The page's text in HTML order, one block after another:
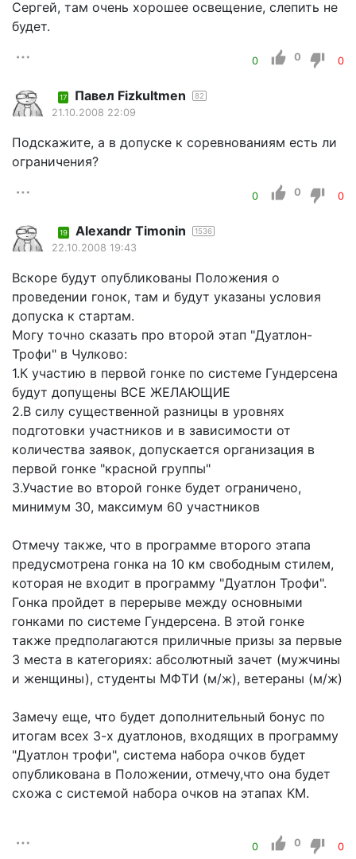
Сергей, там очень хорошее освещение, слепить не
будет.
0 0 0
17 Павел Fizkultmen 82
21.10.2008 22:09
Подскажите, а в допуске к соревнованиям есть ли
ограничения?
0 0 0
19 Alexandr Timonin 1536
22.10.2008 19:43
Вскоре будут опубликованы Положения о
проведении гонок, там и будут указаны условия
допуска к стартам.
Могу точно сказать про второй этап "Дуатлон-
Трофи" в Чулково:
1.К участию в первой гонке по системе Гундерсена
будут допущены ВСЕ ЖЕЛАЮЩИЕ
2.В силу существенной разницы в уровнях
подготовки участников и в зависимости от
количества заявок, допускается организация в
первой гонке "красной группы"
3.Участие во второй гонке будет ограничено,
минимум 30, максимум 60 участников
Отмечу также, что в программе второго этапа
предусмотрена гонка на 10 км свободным стилем,
которая не входит в программу "Дуатлон Трофи".
Гонка пройдет в перерыве между основными
гонками по системе Гундерсена. В этой гонке
также предполагаются приличные призы за первые
3 места в категориях: абсолютный зачет (мужчины
и женщины), студенты МФТИ (м/ж), ветераны (м/ж)
Замечу еще, что будет дополнительный бонус по
итогам всех 3-х дуатлонов, входящих в программу
"Дуатлон трофи", система набора очков будет
опубликована в Положении, отмечу,что она будет
схожа с системой набора очков на этапах КМ.
0 0 0